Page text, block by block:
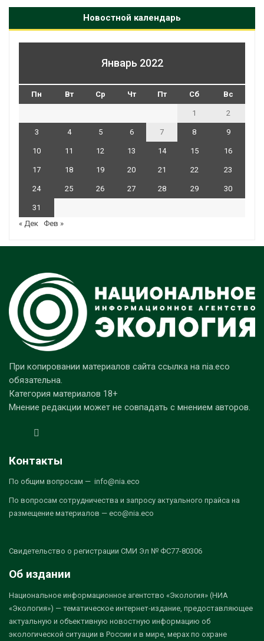
Новостной календарь
Январь 2022
Пн Вт Ср Чт Пт Сб Вс
1 2
3 4 5 6 7 8 9
10 11 12 13 14 15 16
17 18 19 20 21 22 23
24 25 26 27 28 29 30
31
« Дек Фев »
При копировании материалов сайта ссылка на nia.eco
обязательна.
Категория материалов 18+
Мнение редакции может не совпадать с мнением авторов.
Контакты
По общим вопросам — info@nia.eco
По вопросам сотрудничества и запросу актуального прайса на
размещение материалов — eco@nia.eco
Свидетельство о регистрации СМИ Эл № ФС77-80306
Об издании
Национальное информационное агентство «Экология» (НИА
«Экология») — тематическое интернет-издание, предоставляющее
актуальную и объективную новостную информацию об
экологической ситуации в России и в мире, мерах по охране